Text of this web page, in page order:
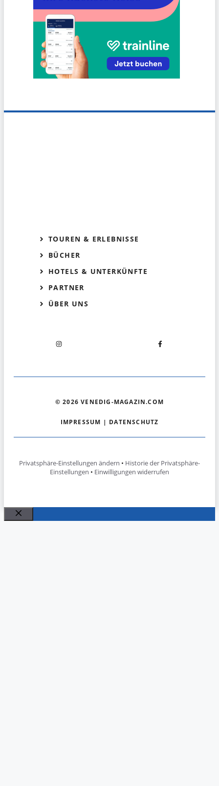
TOUREN & ERLEBNISSE
BÜCHER
HOTELS & UNTERKÜNFTE
PARTNER
ÜBER UNS
© 2026 VENEDIG-MAGAZIN.COM
IMPRESSUM | DATENSCHUTZ
Privatsphäre-Einstellungen ändern • Historie der Privatsphäre-
Einstellungen • Einwilligungen widerrufen
Schließen